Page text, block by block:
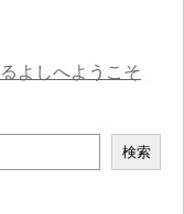
よしへようこそ
検索